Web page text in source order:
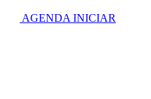
AGENDA INICIAR